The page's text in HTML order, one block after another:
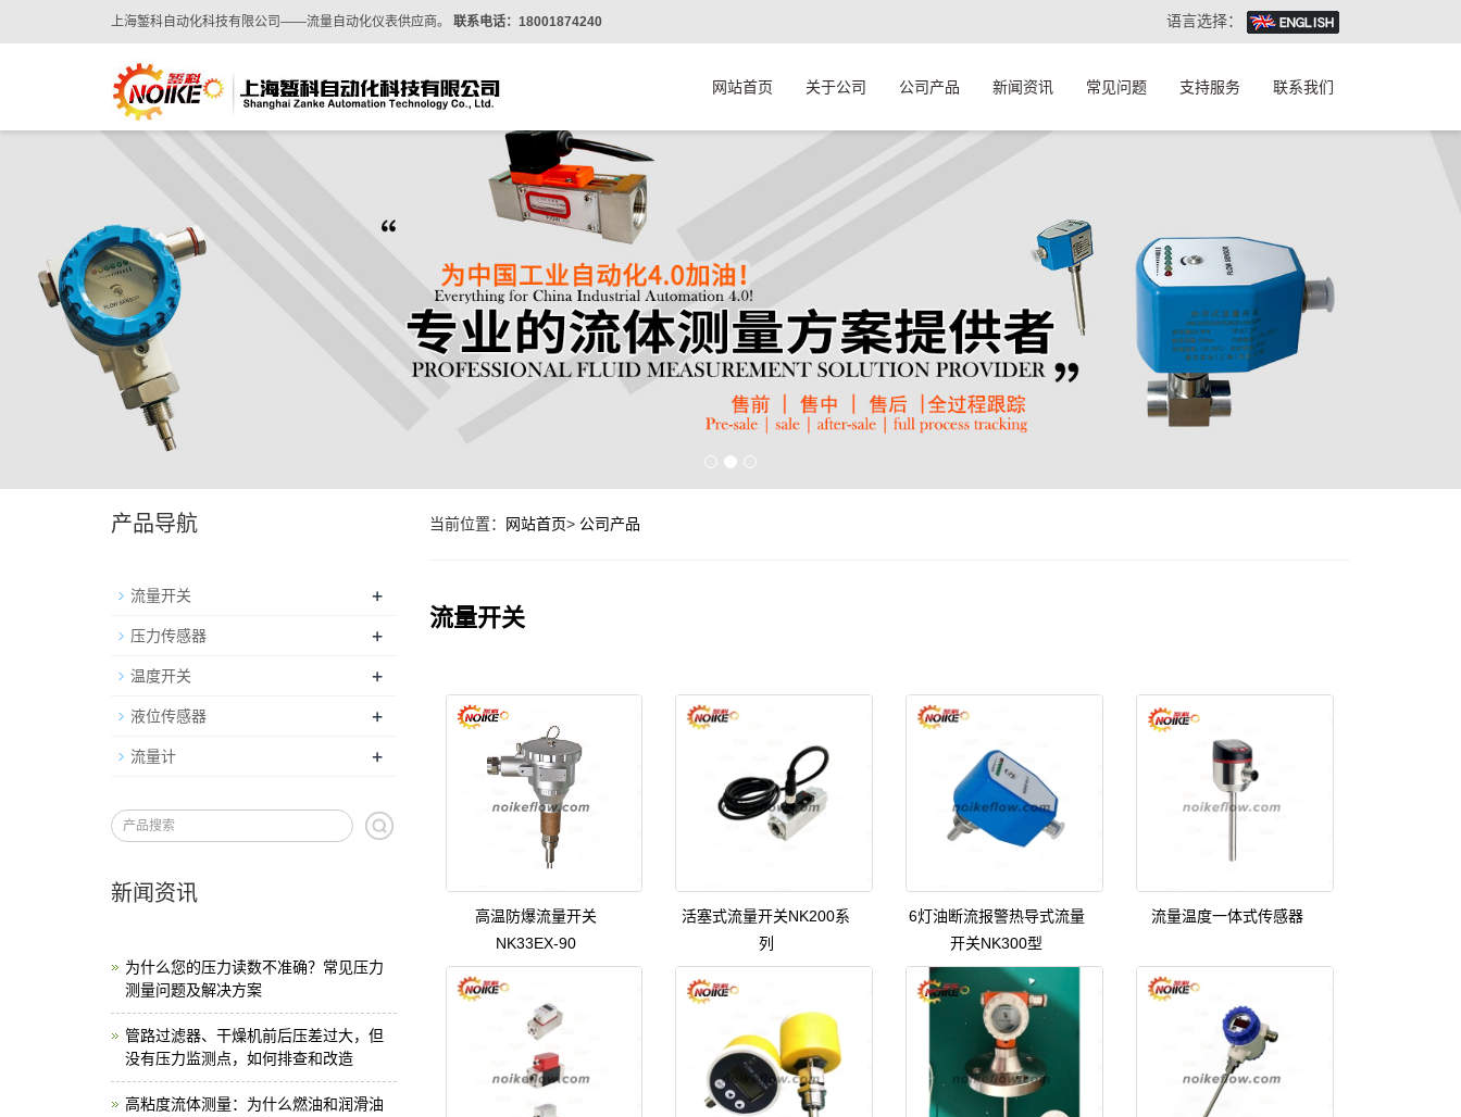
上海錾科自动化科技有限公司——流量自动化仪表供应商。 联系电话：18001874240 语言选择：
网站首页 关于公司 公司产品 新闻资讯 常见问题 支持服务 联系我们
当前位置： 网站首页> 公司产品
流量开关
高温防爆流量开关
NK33EX-90
活塞式流量开关NK200系
列
6灯油断流报警热导式流量
开关NK300型
流量温度一体式传感器
产品导航
流量开关 +
压力传感器 +
温度开关 +
液位传感器 +
流量计 +
新闻资讯
为什么您的压力读数不准确？常见压力
测量问题及解决方案
管路过滤器、干燥机前后压差过大，但
没有压力监测点，如何排查和改造
高粘度流体测量：为什么燃油和润滑油